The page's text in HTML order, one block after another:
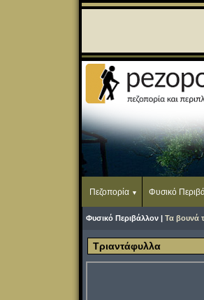
Πεζοπορία Φυσικό
Φυσικό Περιβάλλον | Τα βουνά
Τριαντάφυλλα